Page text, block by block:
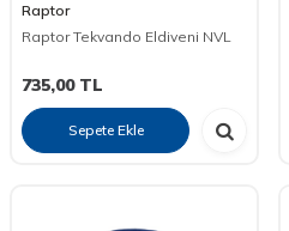
Raptor
Raptor Tekvando Eldiveni NVL
735,00TL
Sepete Ekle